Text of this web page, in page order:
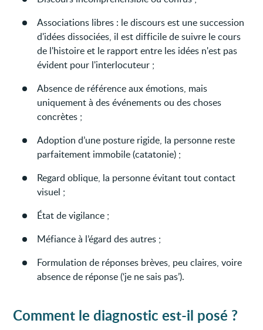
Associations libres : le discours est une succession
d'idées dissociées, il est difficile de suivre le cours
de l'histoire et le rapport entre les idées n'est pas
évident pour l'interlocuteur ;
Absence de référence aux émotions, mais
uniquement à des événements ou des choses
concrètes ;
Adoption d’une posture rigide, la personne reste
parfaitement immobile (catatonie) ;
Regard oblique, la personne évitant tout contact
visuel ;
État de vigilance ;
Méfiance à l’égard des autres ;
Formulation de réponses brèves, peu claires, voire
absence de réponse (‘je ne sais pas’).
Comment le diagnostic est-il posé ?